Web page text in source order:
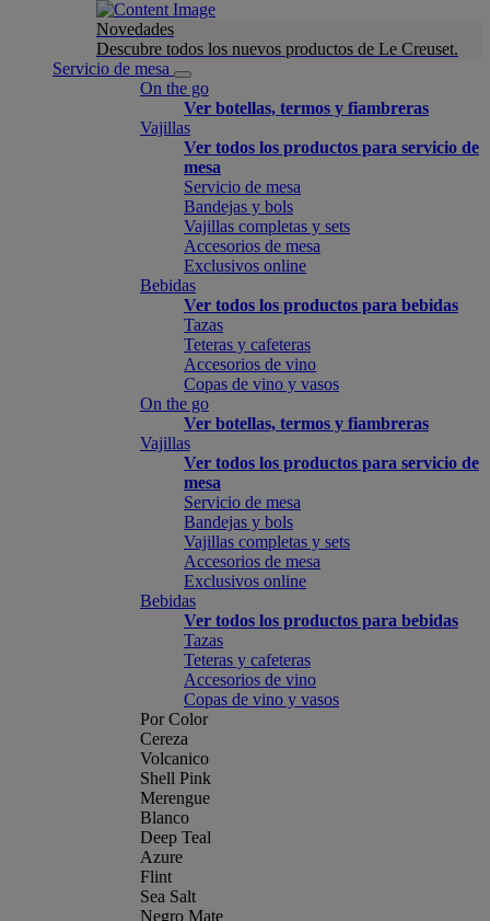
Novedades
Descubre todos los nuevos productos de Le Creuset.
Servicio de mesa
On the go
Ver botellas, termos y fiambreras
Vajillas
Ver todos los productos para servicio de
mesa
Servicio de mesa
Bandejas y bols
Vajillas completas y sets
Accesorios de mesa
Exclusivos online
Bebidas
Ver todos los productos para bebidas
Tazas
Teteras y cafeteras
Accesorios de vino
Copas de vino y vasos
On the go
Ver botellas, termos y fiambreras
Vajillas
Ver todos los productos para servicio de
mesa
Servicio de mesa
Bandejas y bols
Vajillas completas y sets
Accesorios de mesa
Exclusivos online
Bebidas
Ver todos los productos para bebidas
Tazas
Teteras y cafeteras
Accesorios de vino
Copas de vino y vasos
Por Color
Cereza
Volcanico
Shell Pink
Merengue
Blanco
Deep Teal
Azure
Flint
Sea Salt
Negro Mate